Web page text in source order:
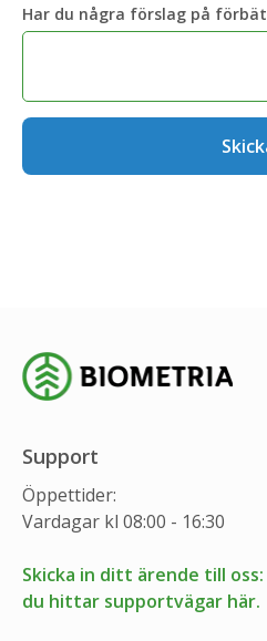
Har du några förslag på
Support
Öppettider:
Vardagar kl 08:00 - 16:30
Skicka in ditt ärende till oss:
du hittar supportvägar här.